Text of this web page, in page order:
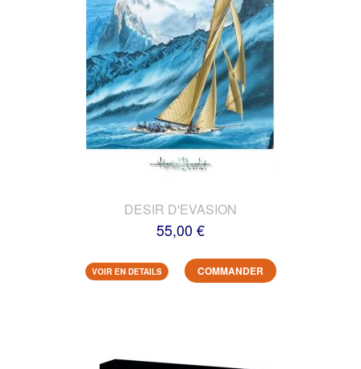
DESIR D'EVASION
55,00 €
VOIR EN DETAILS COMMANDER